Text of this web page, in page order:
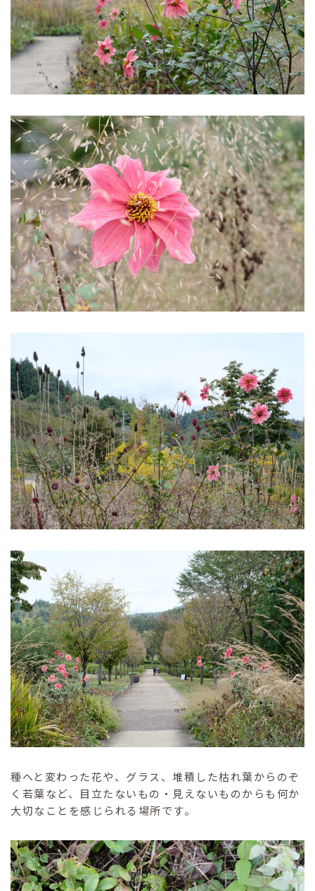
種へと変わった花や、グラス、堆積した枯れ葉からのぞ
く若葉など、目立たないもの・見えないものからも何か
大切なことを感じられる場所です。